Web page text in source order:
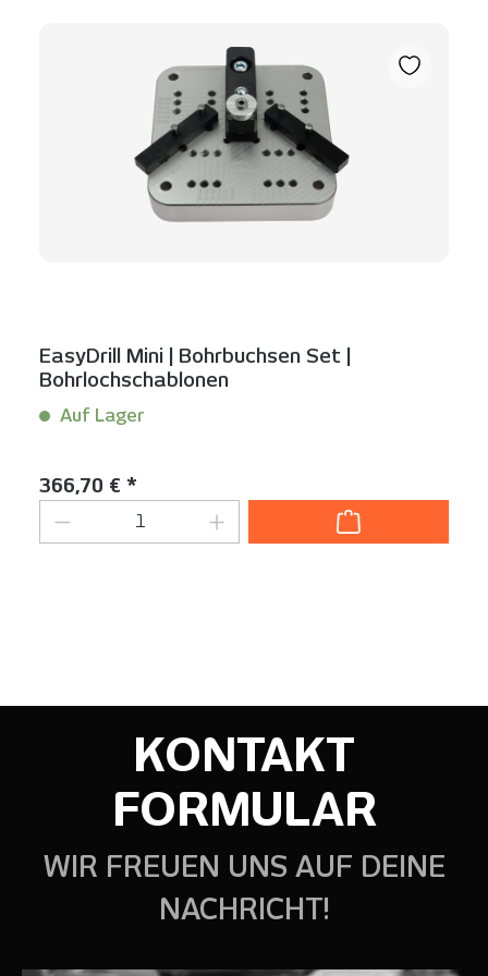
EasyDrill Mini | Bohrbuchsen Set |
Bohrlochschablonen
Auf Lager
Regulärer Preis:
366,70 € *
Produkt Anzahl: Gib den
KONTAKT
FORMULAR
WIR FREUEN UNS AUF DEINE
NACHRICHT!